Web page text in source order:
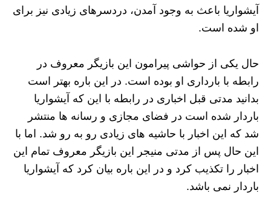
آیشواریا باعث به وجود آمدن، دردسرهای زیادی نیز برای
او شده است.
حال یکی از حواشی پیرامون این بازیگر معروف در
رابطه با بارداری او بوده است. در این باره بهتر است
بدانید مدتی قبل اخباری در رابطه با این که آیشواریا
باردار شده است در فضای مجازی و رسانه‌ ها منتشر
شد که این اخبار با حاشیه های زیادی رو به رو شد. اما با
این حال پس از مدتی منیجر این بازیگر معروف تمام این
اخبار را تکذیب کرد و در این باره بیان کرد که آیشواریا
باردار نمی‌ باشد.